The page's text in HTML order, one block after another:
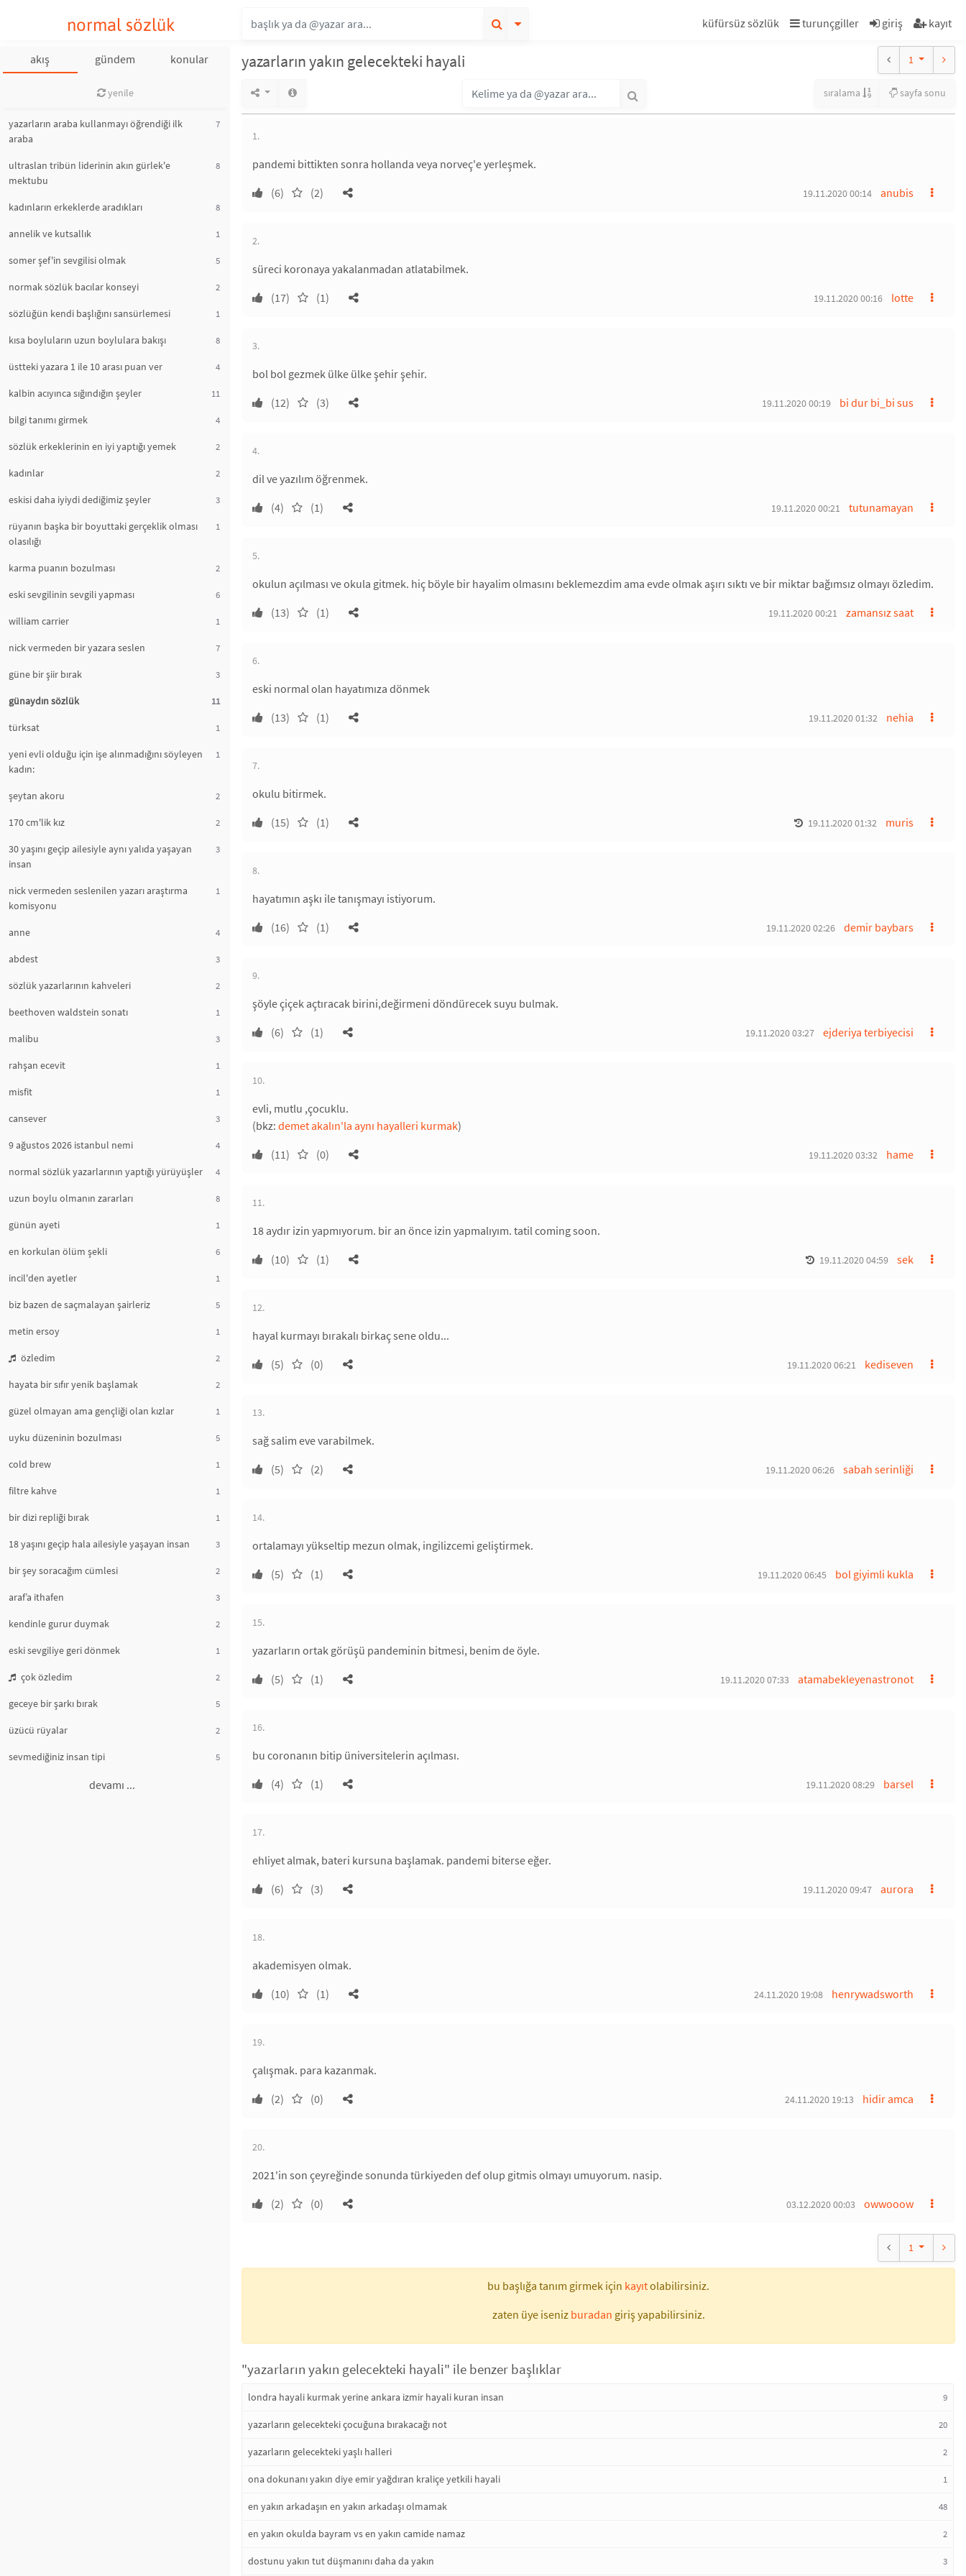
normal sözlük küfürsüz sözlük turunçgiller giriş kayıt
akış gündem konular
yenile
yazarların araba kullanmayı öğrendiği ilk
araba
7
ultraslan tribün liderinin akın gürlek'e
mektubu
8
kadınların erkeklerde aradıkları 8
annelik ve kutsallık 1
somer şef'in sevgilisi olmak 5
normak sözlük bacılar konseyi 2
sözlüğün kendi başlığını sansürlemesi 1
kısa boyluların uzun boylulara bakışı 8
üstteki yazara 1 ile 10 arası puan ver 4
kalbin acıyınca sığındığın şeyler 11
bilgi tanımı girmek 4
sözlük erkeklerinin en iyi yaptığı yemek 2
kadınlar 2
eskisi daha iyiydi dediğimiz şeyler 3
rüyanın başka bir boyuttaki gerçeklik olması
olasılığı
1
karma puanın bozulması 2
eski sevgilinin sevgili yapması 6
william carrier 1
nick vermeden bir yazara seslen 7
güne bir şiir bırak 3
günaydın sözlük 11
türksat 1
yeni evli olduğu için işe alınmadığını söyleyen
kadın:
1
şeytan akoru 2
170 cm'lik kız 2
30 yaşını geçip ailesiyle aynı yalıda yaşayan
insan
3
nick vermeden seslenilen yazarı araştırma
komisyonu
1
anne 4
abdest 3
sözlük yazarlarının kahveleri 2
beethoven waldstein sonatı 1
malibu 3
rahşan ecevit 1
misfit 1
cansever 3
9 ağustos 2026 istanbul nemi 4
normal sözlük yazarlarının yaptığı yürüyüşler 4
uzun boylu olmanın zararları 8
günün ayeti 1
en korkulan ölüm şekli 6
incil'den ayetler 1
biz bazen de saçmalayan şairleriz 5
metin ersoy 1
özledim 2
hayata bir sıfır yenik başlamak 2
güzel olmayan ama gençliği olan kızlar 1
uyku düzeninin bozulması 5
cold brew 1
filtre kahve 1
bir dizi repliği bırak 1
18 yaşını geçip hala ailesiyle yaşayan insan 3
bir şey soracağım cümlesi 2
araf’a ithafen 3
kendinle gurur duymak 2
eski sevgiliye geri dönmek 1
çok özledim 2
geceye bir şarkı bırak 5
üzücü rüyalar 2
sevmediğiniz insan tipi 5
devamı ...
yazarların yakın gelecekteki hayali 1
sıralama sayfa sonu
1.
pandemi bittikten sonra hollanda veya norveç'e yerleşmek.
(6)
(2) anubis
19.11.2020 00:14
2.
süreci koronaya yakalanmadan atlatabilmek.
(17)
(1) lotte
19.11.2020 00:16
3.
bol bol gezmek ülke ülke şehir şehir.
(12)
(3) bi dur bi_bi sus
19.11.2020 00:19
4.
dil ve yazılım öğrenmek.
(4)
(1) tutunamayan
19.11.2020 00:21
5.
okulun açılması ve okula gitmek. hiç böyle bir hayalim olmasını beklemezdim ama evde olmak aşırı sıktı ve bir miktar bağımsız olmayı özledim.
(13)
(1) zamansız saat
19.11.2020 00:21
6.
eski normal olan hayatımıza dönmek
(13)
(1) nehia
19.11.2020 01:32
7.
okulu bitirmek.
(15)
(1) muris
19.11.2020 01:32
8.
hayatımın aşkı ile tanışmayı istiyorum.
(16)
(1) demir baybars
19.11.2020 02:26
9.
şöyle çiçek açtıracak birini,değirmeni döndürecek suyu bulmak.
(6)
(1) ejderiya terbiyecisi
19.11.2020 03:27
10.
evli, mutlu ,çocuklu.
(bkz: demet akalın'la aynı hayalleri kurmak)
(11)
(0) hame
19.11.2020 03:32
11.
18 aydır izin yapmıyorum. bir an önce izin yapmalıyım. tatil coming soon.
(10)
(1) sek
19.11.2020 04:59
12.
hayal kurmayı bırakalı birkaç sene oldu...
(5)
(0) kediseven
19.11.2020 06:21
13.
sağ salim eve varabilmek.
(5)
(2) sabah serinliği
19.11.2020 06:26
14.
ortalamayı yükseltip mezun olmak, ingilizcemi geliştirmek.
(5)
(1) bol giyimli kukla
19.11.2020 06:45
15.
yazarların ortak görüşü pandeminin bitmesi, benim de öyle.
(5)
(1) atamabekleyenastronot
19.11.2020 07:33
16.
bu coronanın bitip üniversitelerin açılması.
(4)
(1) barsel
19.11.2020 08:29
17.
ehliyet almak, bateri kursuna başlamak. pandemi biterse eğer.
(6)
(3) aurora
19.11.2020 09:47
18.
akademisyen olmak.
(10)
(1) henrywadsworth
24.11.2020 19:08
19.
çalışmak. para kazanmak.
(2)
(0) hidir amca
24.11.2020 19:13
20.
2021'in son çeyreğinde sonunda türkiyeden def olup gitmis olmayı umuyorum. nasip.
(2)
(0) owwooow
03.12.2020 00:03
1
bu başlığa tanım girmek için kayıtolabilirsiniz.
zaten üye iseniz buradan giriş yapabilirsiniz.
"yazarların yakın gelecekteki hayali" ile benzer başlıklar
londra hayali kurmak yerine ankara izmir hayali kuran insan 9
yazarların gelecekteki çocuğuna bırakacağı not 20
yazarların gelecekteki yaşlı halleri 2
ona dokunanı yakın diye emir yağdıran kraliçe yetkili hayali 1
en yakın arkadaşın en yakın arkadaşı olmamak 48
en yakın okulda bayram vs en yakın camide namaz 2
dostunu yakın tut düşmanını daha da yakın 3